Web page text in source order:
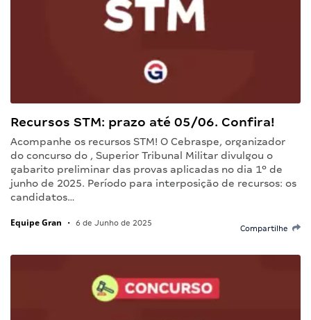
Recursos STM: prazo até 05/06. Confira!
Acompanhe os recursos STM! O Cebraspe, organizador
do concurso do , Superior Tribunal Militar divulgou o
gabarito preliminar das provas aplicadas no dia 1º de
junho de 2025. Período para interposição de recursos: os
candidatos…
Equipe Gran • 6 de Junho de 2025
Compartilhe